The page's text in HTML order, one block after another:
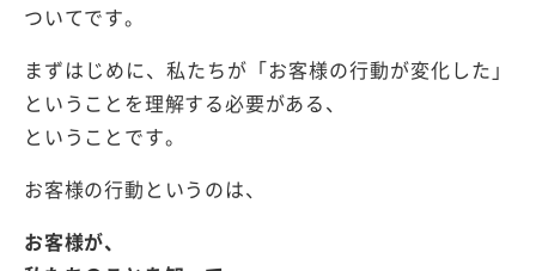
ついてです。
まずはじめに、私たちが「お客様の行動が変化した」
ということを理解する必要がある、
ということです。
お客様の行動というのは、
お客様が、